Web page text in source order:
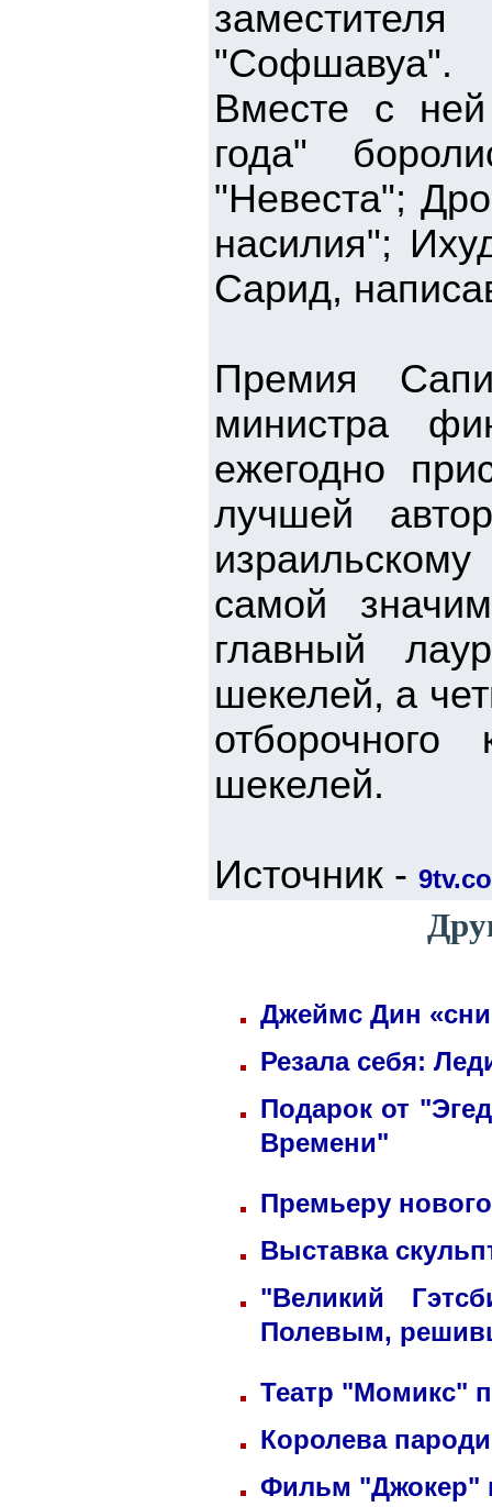
"Софшавуа".
Вместе с
года"
"Невеста";
насилия";
Сарид,
Премия
министра
ежегодно
лучшей
самой
главный
шекелей, а
шекелей.
Источник -
Джеймс Дин
Резала себя:
Подарок от
Времени"
Премьеру
Выставка
"Великий
Полевым,
Театр "Момикс"
Королева
Фильм "Джокер"